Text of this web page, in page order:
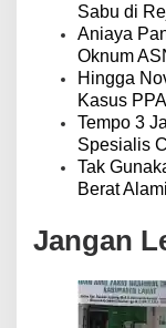
Sabu di
Aniaya
Oknum
Hingga
Kasus PPA
Tempo 3
Spesialis
Tak
Berat
Jangan